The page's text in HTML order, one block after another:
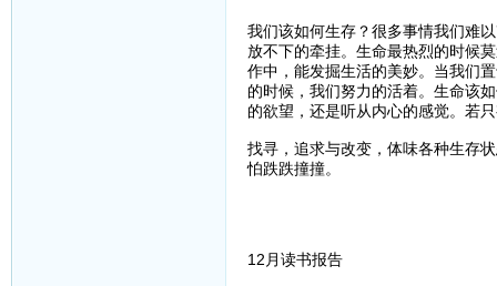
我们该如何生存？很多事情我们难
放不下的牵挂。生命最热烈的时候
作中，能发掘生活的美妙。当我们
的时候，我们努力的活着。生命该
的欲望，还是听从内心的感觉。若
找寻，追求与改变，体味各种生存
怕跌跌撞撞。
12月读书报告